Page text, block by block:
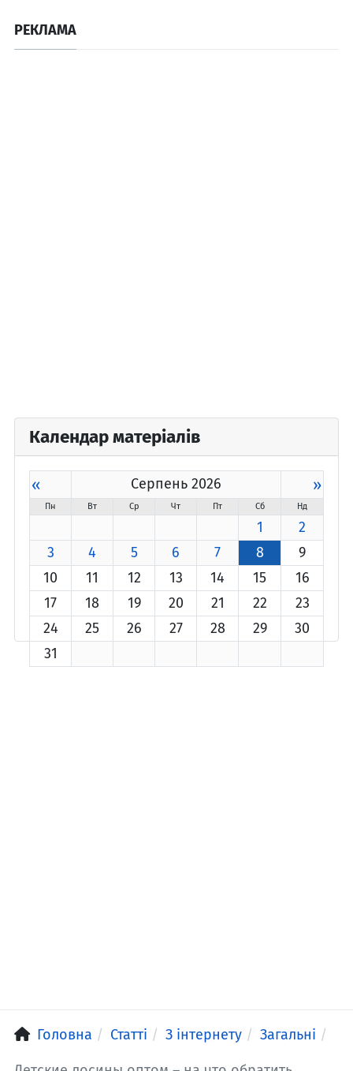
РЕКЛАМА
Календар матеріалів
« Серпень 2026 »
Пн Вт Ср Чт Пт Сб Нд
1
2
3
4 5 6 7 8
9
10
11 12 13 14 15
16
17
18 19 20 21 22
23
24
25 26 27 28 29
30
31
Головна Статті З інтернету Загальні